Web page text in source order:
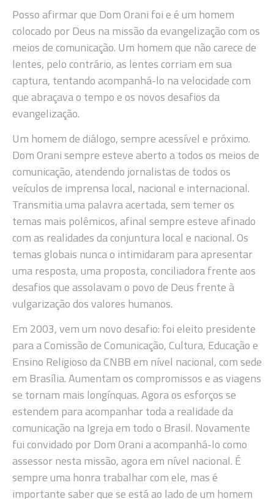
Posso afirmar que Dom Orani foi e é um homem
colocado por Deus na missão da evangelização com os
meios de comunicação. Um homem que não carece de
lentes, pelo contrário, as lentes corriam em sua
captura, tentando acompanhá-lo na velocidade com
que abraçava o tempo e os novos desafios da
evangelização.
Um homem de diálogo, sempre acessível e próximo.
Dom Orani sempre esteve aberto a todos os meios de
comunicação, atendendo jornalistas de todos os
veículos de imprensa local, nacional e internacional.
Transmitia uma palavra acertada, sem temer os
temas mais polêmicos, afinal sempre esteve afinado
com as realidades da conjuntura local e nacional. Os
temas globais nunca o intimidaram para apresentar
uma resposta, uma proposta, conciliadora frente aos
desafios que assolavam o povo de Deus frente à
vulgarização dos valores humanos.
Em 2003, vem um novo desafio: foi eleito presidente
para a Comissão de Comunicação, Cultura, Educação e
Ensino Religioso da CNBB em nível nacional, com sede
em Brasília. Aumentam os compromissos e as viagens
se tornam mais longínquas. Agora os esforços se
estendem para acompanhar toda a realidade da
comunicação na Igreja em todo o Brasil. Novamente
fui convidado por Dom Orani a acompanhá-lo como
assessor nesta missão, agora em nível nacional. É
sempre uma honra trabalhar com ele, mas é
importante saber que se está ao lado de um homem